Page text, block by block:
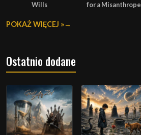
Wills
for a Misanthrope
POKAŻ WIĘCEJ »
Ostatnio dodane